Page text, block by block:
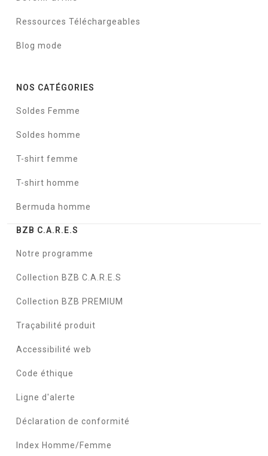
Ressources Téléchargeables
Blog mode
NOS CATÉGORIES
Soldes Femme
Soldes homme
T-shirt femme
T-shirt homme
Bermuda homme
BZB C.A.R.E.S
Notre programme
Collection BZB C.A.R.E.S
Collection BZB PREMIUM
Traçabilité produit
Accessibilité web
Code éthique
Ligne d'alerte
Déclaration de conformité
Index Homme/Femme